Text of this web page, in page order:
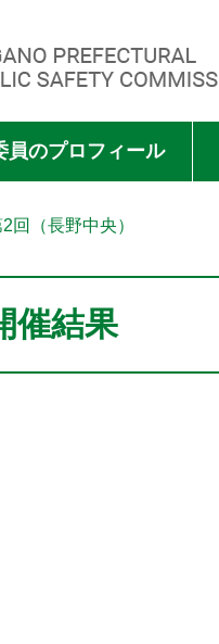
COMMISSION
員のプロフィール
回（長野中央）
催結果